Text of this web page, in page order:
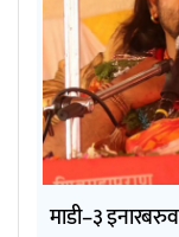
माडी–३